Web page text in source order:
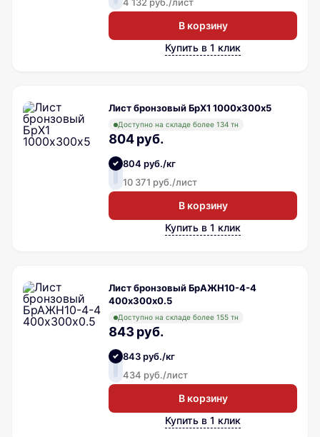
В корзину
Купить в 1 клик
Лист бронзовый БрХ1 1000х300х5
Доступно на складе более 134 тн
804 руб.
804 руб./кг
10 371 руб./лист
В корзину
Купить в 1 клик
Лист бронзовый БрАЖН10-4-4
400х300х0.5
Доступно на складе более 155 тн
843 руб.
843 руб./кг
434 руб./лист
В корзину
Купить в 1 клик